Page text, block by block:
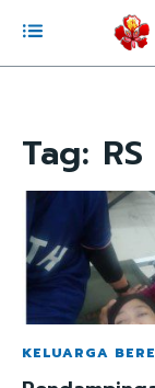
Tag:
KELUARGA